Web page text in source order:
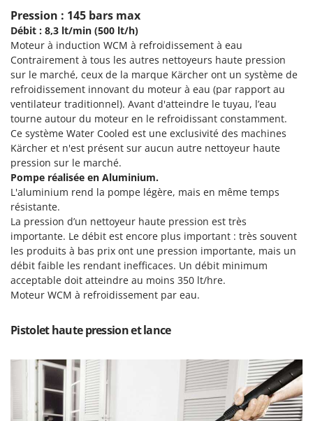
Semoirs et Épandeurs d'engrais
Socs pour tracteur
Souffleurs aspirateurs pour Feuilles
Soufreuses - Poudreuses à dos
Soufreuses - Poudreuses pour tracteur
T
Taille-haies
Taille-haies à bras pour tracteur
Tarières
Tondeuses à Gazon
Tondeuses autoportées
Tondeuses débroussailleuses thermiques
Trancheuses
Trancheuses de sol
Transpalettes
Treuils de débardage
Vêtements de Sécurité
Vibroculteurs à tracteur
K
KAAZ
Karcher
Kasco
Kemper
Keter
KitchenAid
Komo
L
Laica
Lampacrescia - MGM
Landxcape
LAR Casalinghi
Lavor
Lisam
M.A.I.BO.
Macom
Pression : 145 bars max
Débit : 8,3 lt/min (500 lt/h)
Moteur à induction WCM à refroidissement à eau
Contrairement à tous les autres nettoyeurs haute pression
sur le marché, ceux de la marque Kärcher ont un système de
refroidissement innovant du moteur à eau (par rapport au
ventilateur traditionnel). Avant d'atteindre le tuyau, l’eau
tourne autour du moteur en le refroidissant constamment.
Ce système Water Cooled est une exclusivité des machines
Kärcher et n'est présent sur aucun autre nettoyeur haute
pression sur le marché.
Pompe réalisée en Aluminium.
L'aluminium rend la pompe légère, mais en même temps
résistante.
La pression d’un nettoyeur haute pression est très
importante. Le débit est encore plus important : très souvent
les produits à bas prix ont une pression importante, mais un
débit faible les rendant inefficaces. Un débit minimum
acceptable doit atteindre au moins 350 lt/hre.
Moteur WCM à refroidissement par eau.
Pistolet haute pression et lance